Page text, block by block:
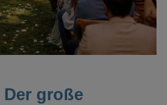
große